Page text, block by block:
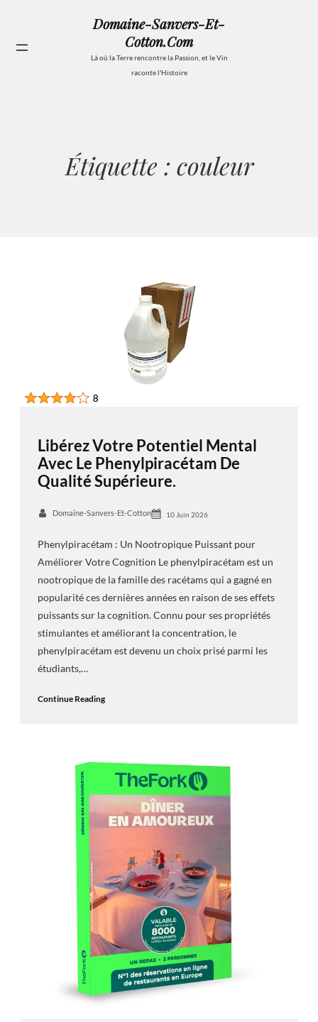
contenu
Domaine-Sanvers-Et-
Cotton.com
Là où la Terre rencontre la Passion, et le Vin
raconte l'Histoire
Étiquette : couleur
Libérez Votre Potentiel Mental
Avec Le Phenylpiracétam De
Qualité Supérieure.
Domaine-Sanvers-Et-Cotton 10 Juin 2026
Phenylpiracétam : Un Nootropique Puissant pour
Améliorer Votre Cognition Le phenylpiracétam est un
nootropique de la famille des racétams qui a gagné en
popularité ces dernières années en raison de ses effets
puissants sur la cognition. Connu pour ses propriétés
stimulantes et améliorant la concentration, le
phenylpiracétam est devenu un choix prisé parmi les
étudiants,…
Continue Reading